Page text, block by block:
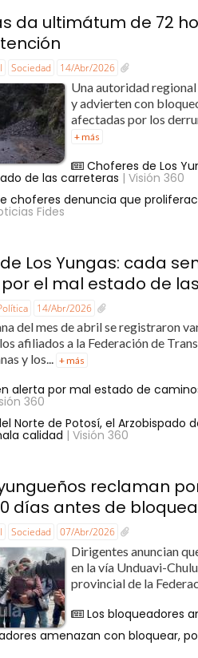
da ultimátum de 72
Sociedad 14/Abr/2026
Una autoridad
y advierten con
afectadas por los
+ más
Choferes de Los
de las carreteras | Visión 360
choferes denuncia que
Fides
Los Yungas: cada
el mal estado de
14/Abr/2026
del mes de abril se registraron
afiliados a la Federación de
y los... + más
alerta por mal estado de
360
Norte de Potosí, el Arzobispado
calidad | Visión 360
reclaman
días antes de
Sociedad 07/Abr/2026
Dirigentes anuncian
en la vía Unduavi-
provincial de la
Los bloqueadores
amenazan con bloquear,